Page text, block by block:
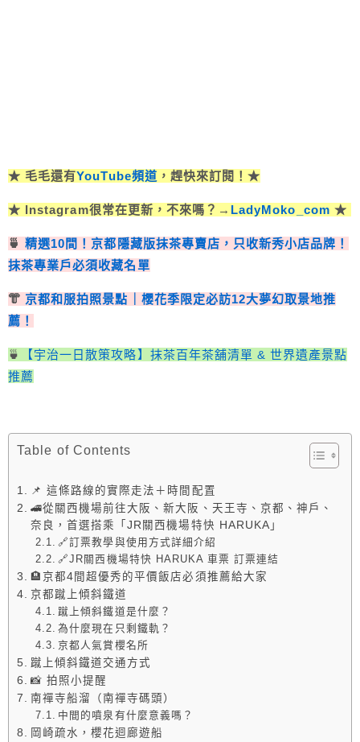
★ 毛毛還有YouTube頻道 ，趕快來訂閱！★
★ Instagram很常在更新，不來嗎？→ LadyMoko_com ★
🍵精選10間！京都隱藏版抹茶專賣店，只收新秀小店品牌！
抹茶專業戶必須收藏名單
👘 京都和服拍照景點｜櫻花季限定必訪12大夢幻取景地推
薦！
🍵
【宇治一日散策攻略】抹茶百年茶舖清單 & 世界遺產景點
推薦
Table of Contents
📌 這條路線的實際走法＋時間配置
🚄從關西機場前往大阪、新大阪、天王寺、京都、神戶、
奈良，首選搭乘「JR關西機場特快 HARUKA」
🔗訂票教學與使用方式詳細介紹
🔗JR關西機場特快 HARUKA 車票 訂票連結
🏨京都4間超優秀的平價飯店必須推薦給大家
京都蹴上傾斜鐵道
蹴上傾斜鐵道是什麼？
為什麼現在只剩鐵軌？
京都人氣賞櫻名所
蹴上傾斜鐵道交通方式
📸 拍照小提醒
南禪寺船溜（南禪寺碼頭）
中間的噴泉有什麼意義嗎？
岡崎疏水，櫻花迴廊遊船